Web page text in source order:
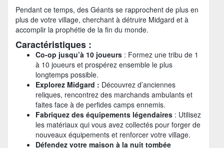
Pendant ce temps, des Géants se rapprochent de plus en
plus de votre village, cherchant à détruire Midgard et à
accomplir la prophétie de la fin du monde.
Caractéristiques :
Co-op jusqu’à 10 joueurs : Formez une tribu de 1
à 10 joueurs et prospérez ensemble le plus
longtemps possible.
Explorez Midgard : Découvrez d’anciennes
reliques, rencontrez des marchands ambulants et
faites face à de perfides camps ennemis.
Fabriquez des équipements légendaires : Utilisez
les matériaux qui vous avez collectés pour forger de
nouveaux équipements et renforcer votre village.
Défendez votre maison à la nuit tombée